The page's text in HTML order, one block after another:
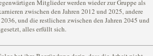
Mitglieder werden wieder zur Gruppe als
zwischen den Jahren 2012 und 2025, andere
und die restlichen zwischen den Jahren 2045 und
alles erfüllt sich.